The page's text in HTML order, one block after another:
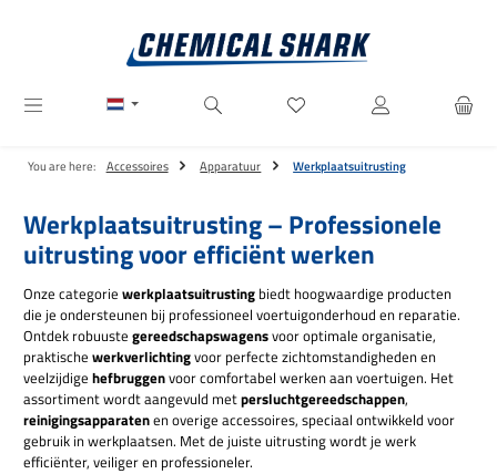
Je hebt 0 items op je
You are here: Accessoires Apparatuur Werkplaatsuitrusting
Werkplaatsuitrusting – Professionele
uitrusting voor efficiënt werken
Onze categorie werkplaatsuitrusting biedt hoogwaardige producten
die je ondersteunen bij professioneel voertuigonderhoud en reparatie.
Ontdek robuuste gereedschapswagensvoor optimale organisatie,
praktische werkverlichtingvoor perfecte zichtomstandigheden en
veelzijdige hefbruggenvoor comfortabel werken aan voertuigen. Het
assortiment wordt aangevuld metpersluchtgereedschappen,
reinigingsapparatenen overige accessoires, speciaal ontwikkeld voor
gebruik in werkplaatsen. Met de juiste uitrusting wordt je werk
efficiënter, veiliger en professioneler.